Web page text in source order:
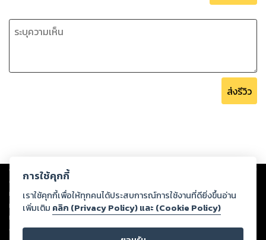
ส่งรีวิว
Copyright © 2026
ต่อผลงานหรือเนื้อหาใดที่อัปโหลดผ่านเว็บไซต์และปรากฏว่าละเมิดสิทธิใน
ทรัพย์สินทางปัญญาของบุคคลอื่นหรือขัดต่อกฎหมายและศีลธรรม ดังนั้น ผู้อ่าน
ทุกท่านโปรดใช้วิจารณญาณในการกลั่นกรองด้วยตนเอง และหากท่านพบว่าส่วน
หนึ่งส่วนใดขัดต่อกฎหมายและศีลธรรม กรุณาแจ้งมายังบริษัท เพื่อทีมงานจะได้
ดำเนินการในทันที ทั้งนี้ ทางสตอรี่ล็อกขอสงวนลิขสิทธิ์ตามพระราชบัญญัติ
การใช้คุกกี้
เราใช้คุกกี้เพื่อให้ทุกคนได้ประสบการณ์การใช้งานที่ดียิ่งขึ้นอ่าน
เพิ่มเติม คลิก (Privacy Policy) และ (Cookie Policy)